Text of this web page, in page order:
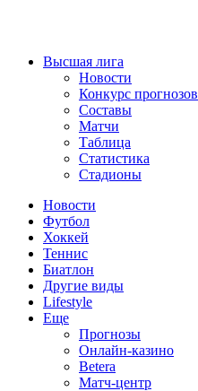
Высшая лига
Новости
Конкурс прогнозов
Составы
Матчи
Таблица
Статистика
Стадионы
Новости
Футбол
Хоккей
Теннис
Биатлон
Другие виды
Lifestyle
Еще
Прогнозы
Онлайн-казино
Betera
Матч-центр